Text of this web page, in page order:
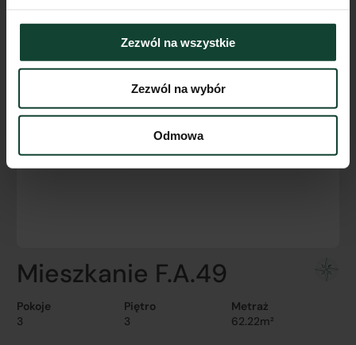
Zezwól na wszystkie
Zezwól na wybór
Odmowa
Mieszkanie F.A.49
Pokoje
3
Piętro
3
Metraż
62.22m²